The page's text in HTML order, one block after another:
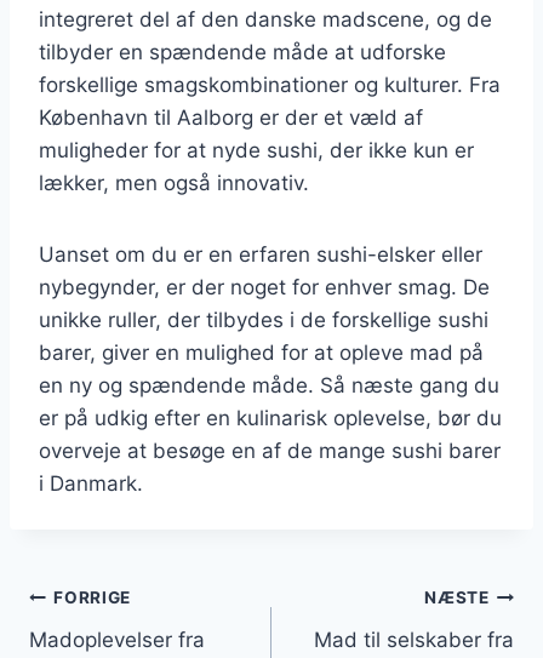
integreret del af den danske madscene, og de
tilbyder en spændende måde at udforske
forskellige smagskombinationer og kulturer. Fra
København til Aalborg er der et væld af
muligheder for at nyde sushi, der ikke kun er
lækker, men også innovativ.
Uanset om du er en erfaren sushi-elsker eller
nybegynder, er der noget for enhver smag. De
unikke ruller, der tilbydes i de forskellige sushi
barer, giver en mulighed for at opleve mad på
en ny og spændende måde. Så næste gang du
er på udkig efter en kulinarisk oplevelse, bør du
overveje at besøge en af de mange sushi barer
i Danmark.
Indlægsnavigation
FORRIGE
Madoplevelser fra
NÆSTE
Mad til selskaber fra